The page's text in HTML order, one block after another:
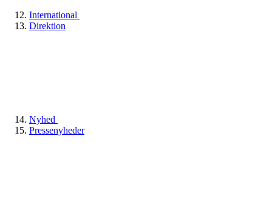
International
Direktion
Nyhed
Pressenyheder